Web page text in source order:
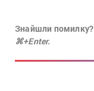
Знайшли помилку?
⌘+Enter.